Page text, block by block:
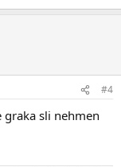
#4
graka sli nehmen